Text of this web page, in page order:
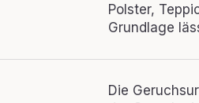
Polster,
Grundlage
Die